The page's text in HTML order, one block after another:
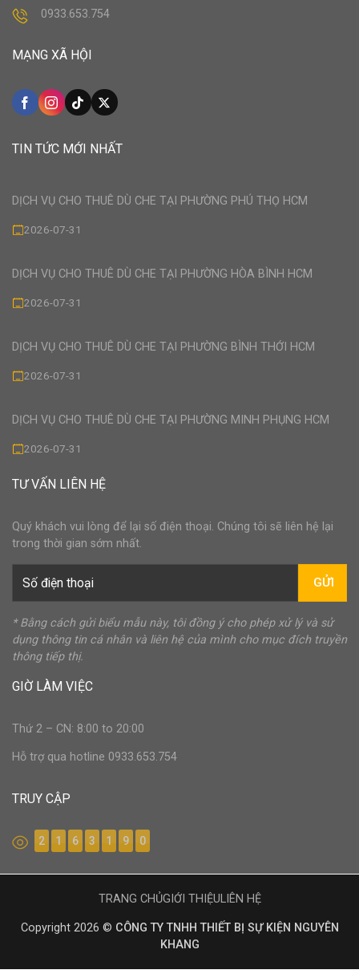
0933.653.754
MẠNG XÃ HỘI
TIN TỨC MỚI NHẤT
DỊCH VỤ CHO THUÊ DÙ CHE TẠI PHƯỜNG PHÚ THỌ HCM
2026-07-31
DỊCH VỤ CHO THUÊ DÙ CHE TẠI PHƯỜNG HÒA BÌNH HCM
2026-07-31
DỊCH VỤ CHO THUÊ DÙ CHE TẠI PHƯỜNG BÌNH THỚI HCM
2026-07-31
DỊCH VỤ CHO THUÊ DÙ CHE TẠI PHƯỜNG MINH PHỤNG HCM
2026-07-31
TƯ VẤN LIÊN HỆ
Quý khách vui lòng để lại số điện thoại. Chúng tôi sẽ liên hệ lại
trong thời gian sớm nhất.
GỬI
* Bằng cách gửi biểu mẫu này, tôi đồng ý cho phép xử lý và sử
dụng thông tin cá nhân và liên hệ của mình cho mục đích truyền
thông tiếp thị.
GIỜ LÀM VIỆC
Thứ 2 – CN: 8:00 to 20:00
Hỗ trợ qua hotline 0933.653.754
TRUY CẬP
2 1 6 3 1 9 0
Copyright 2026 © CÔNG TY TNHH THIẾT BỊ SỰ KIỆN NGUYÊN
KHANG
TRANG CHỦGIỚI THIỆULIÊN HỆ